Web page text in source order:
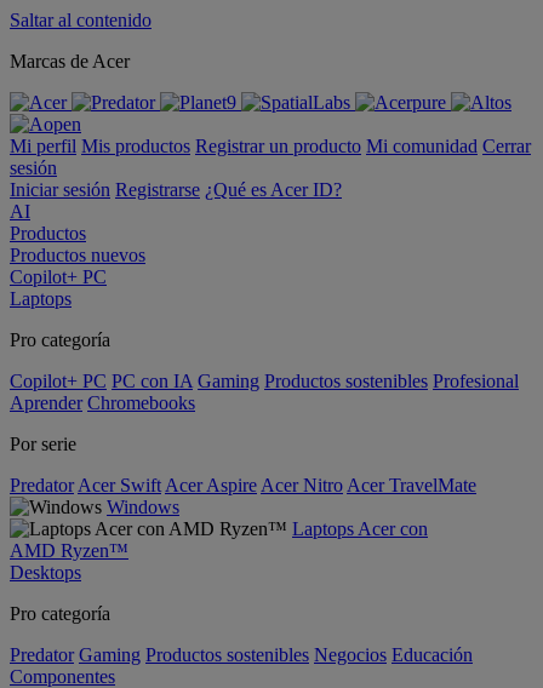
Saltar al contenido
Marcas de Acer
Mi perfil Mis productos Registrar un producto Mi comunidad Cerrar
sesión
Iniciar sesión Registrarse ¿Qué es Acer ID?
AI
Productos
Productos nuevos
Copilot+ PC
Laptops
Pro categoría
Copilot+ PC PC con IA Gaming Productos sostenibles Profesional
Aprender Chromebooks
Por serie
Predator Acer Swift Acer Aspire Acer Nitro Acer TravelMate
Windows
Laptops Acer con
AMD Ryzen™
Desktops
Pro categoría
Predator Gaming Productos sostenibles Negocios Educación
Componentes